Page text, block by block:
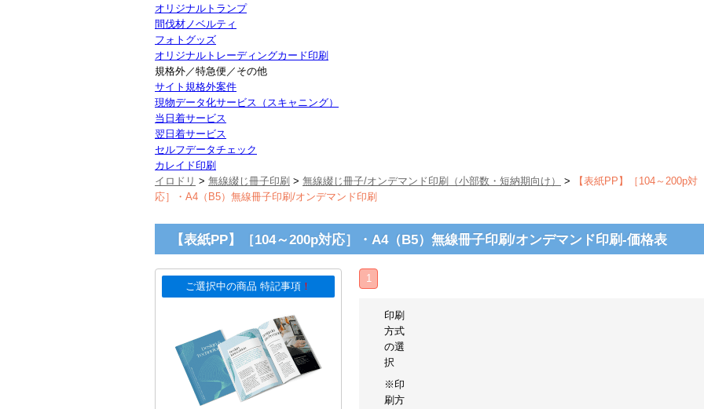
オリジナルトランプ
間伐材ノベルティ
フォトグッズ
オリジナルトレーディングカード印刷
規格外／特急便／その他
サイト規格外案件
現物データ化サービス（スキャニング）
当日着サービス
翌日着サービス
セルフデータチェック
カレイド印刷
イロドリ > 無線綴じ冊子印刷 > 無線綴じ冊子/オンデマンド印刷（小部数・短納期向け） >
【表紙PP】［104～200p対
応］・A4（B5）無線冊子印刷/オンデマンド印刷
【表紙PP】［104～200p対応］・A4（B5）無線冊子印刷/オンデマンド印刷-価格表
ご選択中の商品 特記事項 ！
1
印刷
方式
の選
択
※印
刷方